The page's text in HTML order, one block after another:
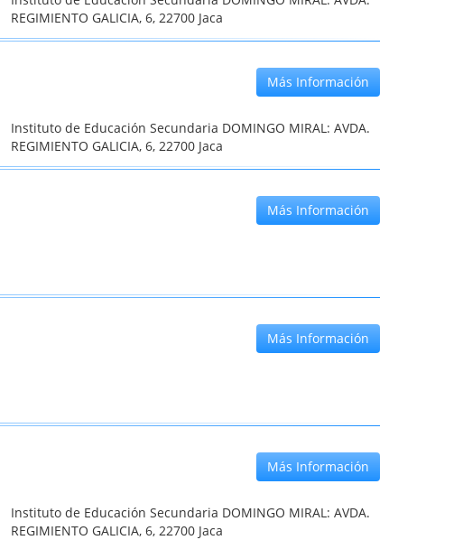
REGIMIENTO GALICIA, 6, 22700 Jaca
Más Información
Instituto de Educación Secundaria DOMINGO MIRAL: AVDA.
REGIMIENTO GALICIA, 6, 22700 Jaca
Más Información
Más Información
Más Información
Instituto de Educación Secundaria DOMINGO MIRAL: AVDA.
REGIMIENTO GALICIA, 6, 22700 Jaca